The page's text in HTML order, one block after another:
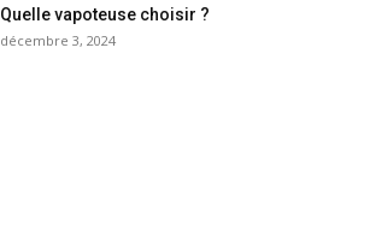
Quelle vapoteuse choisir ?
décembre 3, 2024